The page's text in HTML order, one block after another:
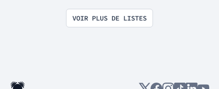
VOIR PLUS DE LISTES